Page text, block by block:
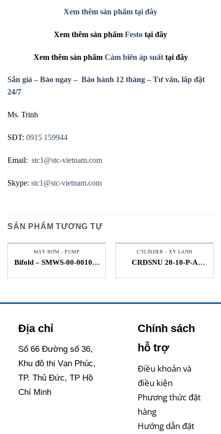
Xem thêm sản phẩm tại đây
Xem thêm sản phẩm Festo tại đây
Xemthêm sản phẩm Cảm biến áp suất tại đây
Sẵn giá – Báo ngay – Bảo hành 12 tháng – Tư vấn, lắp đặt
24/7
Ms. Trinh
SĐT: 0915 159944
Email: stc1@stc-vietnam.com
Skype: stc1@stc-vietnam.com
SẢN PHẨM TƯƠNG TỰ
MÁY BƠM - PUMP
Bifold – SMWS-00-00104-
CYLINDER - XY LANH
CRDSNU 20-10-P-A
Địa chỉ
Số 66 Đường số 36,
Khu đô thị Vạn Phúc,
TP. Thủ Đức, TP Hồ
Chí Minh
Chính sách
hỗ trợ
Điều khoản và
điều kiện
Phương thức đặt
hàng
Hướng dẫn đặt